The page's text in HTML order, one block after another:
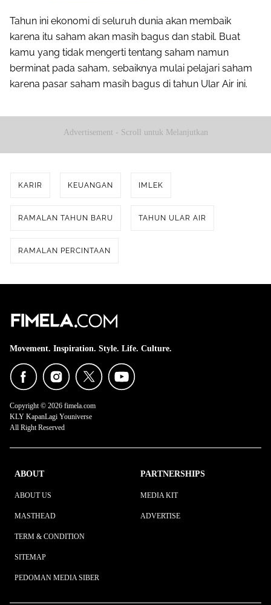
Tahun ini ekonomi di seluruh dunia akan membaik
karena itu saham akan masih bagus dan stabil. Buat
kamu yang tidak mengerti tentang saham namun
berminat pada saham, sebaiknya mulai pelajari saham
karena pasar saham masih bagus di tahun Ular Air ini.
Advertisement - Scroll untuk Melanjutkan
KARIR KEUANGAN IMLEK
RAMALAN TAHUN BARU TAHUN ULAR AIR
RAMALAN PERCINTAAN
Movement. Inspiration. Style. Life. Culture.
Copyright © 2026 fimela.com
KLY KapanLagi Youniverse
All Right Reserved
ABOUT
ABOUT US
MASTHEAD
TERM & CONDITION
SITEMAP
PEDOMAN MEDIA SIBER
PARTNERSHIPS
MEDIA KIT
ADVERTISE